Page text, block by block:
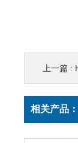
上一篇 :
相关产品：